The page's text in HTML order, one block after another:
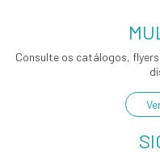
Consulte os catálogos,